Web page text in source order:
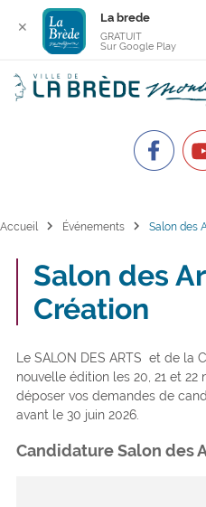
Accueil chevron_right Événements chevron_right Salon des
Salon des
Création
Le SALON DES ARTS et de la
nouvelle édition les 20, 21 et 22
déposer vos demandes de
avant le 30 juin 2026.
Candidature Salon des
✕
La brede
GRATUIT
Sur Google Play